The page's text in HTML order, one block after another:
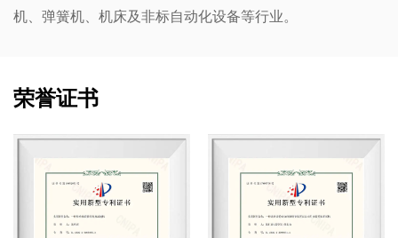
机、弹簧机、机床及非标自动化设备等行业。
荣誉证书